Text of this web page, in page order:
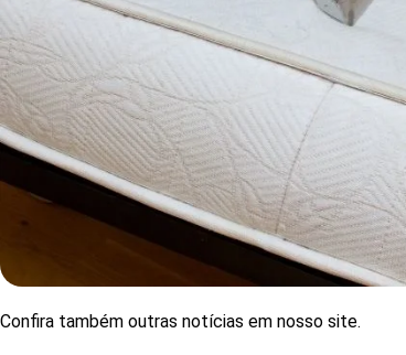
Confira também outras notícias em nosso site.